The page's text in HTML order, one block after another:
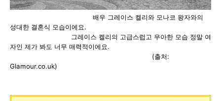
배우 그레이스 켈리와 모나코 왕자와의
성대한 결혼식 모습이에요.
그레이스 켈리의 고급스럽고 우아한 모습 정말 여
자인 제가 봐도 너무 매력적이에요.
(출처:
Glamour.co.uk)